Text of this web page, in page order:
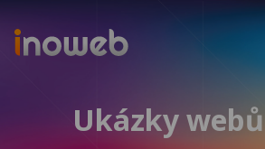
Ukázky webů